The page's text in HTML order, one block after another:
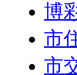
博
市
市